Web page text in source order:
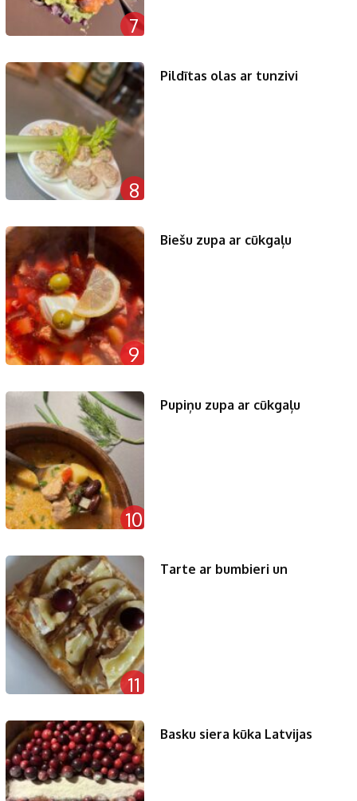
7
8
Pildītas olas ar tunzivi
9
Biešu zupa ar cūkgaļu
10
Pupiņu zupa ar cūkgaļu
11
Tarte ar bumbieri un
Basku siera kūka Latvijas